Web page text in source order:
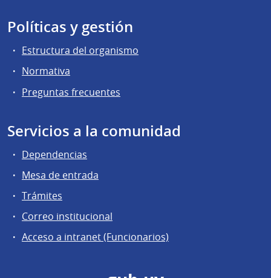
Políticas y gestión
Estructura del organismo
Normativa
Preguntas frecuentes
Servicios a la comunidad
Dependencias
Mesa de entrada
Trámites
Correo institucional
Acceso a intranet (Funcionarios)